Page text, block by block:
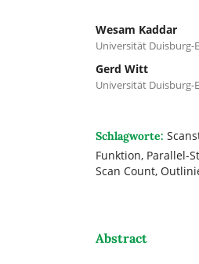
Wesam Kaddar
Universität Duisburg-
Gerd Witt
Universität Duisburg-
Schlagworte:
Funktion, Parallel-
Scan Count,
Abstract